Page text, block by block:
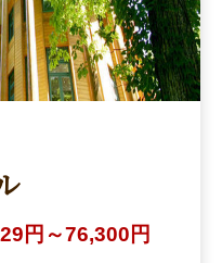
円～76,300円